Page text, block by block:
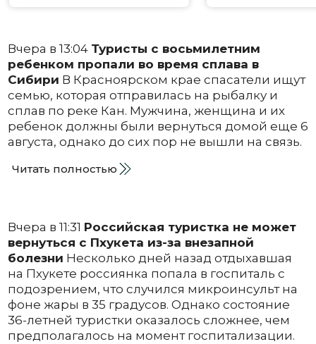
Вчера в 13:04 Туристы с восьмилетним
ребенком пропали во время сплава в
Сибири В Красноярском крае спасатели ищут
семью, которая отправилась на рыбалку и
сплав по реке Кан. Мужчина, женщина и их
ребенок должны были вернуться домой еще 6
августа, однако до сих пор не вышли на связь.
Читать полностью
Вчера в 11:31 Российская туристка не может
вернуться с Пхукета из-за внезапной
болезни Несколько дней назад отдыхавшая
на Пхукете россиянка попала в госпиталь с
подозрением, что случился микроинсульт на
фоне жары в 35 градусов. Однако состояние
36-летней туристки оказалось сложнее, чем
предполагалось на момент госпитализации.